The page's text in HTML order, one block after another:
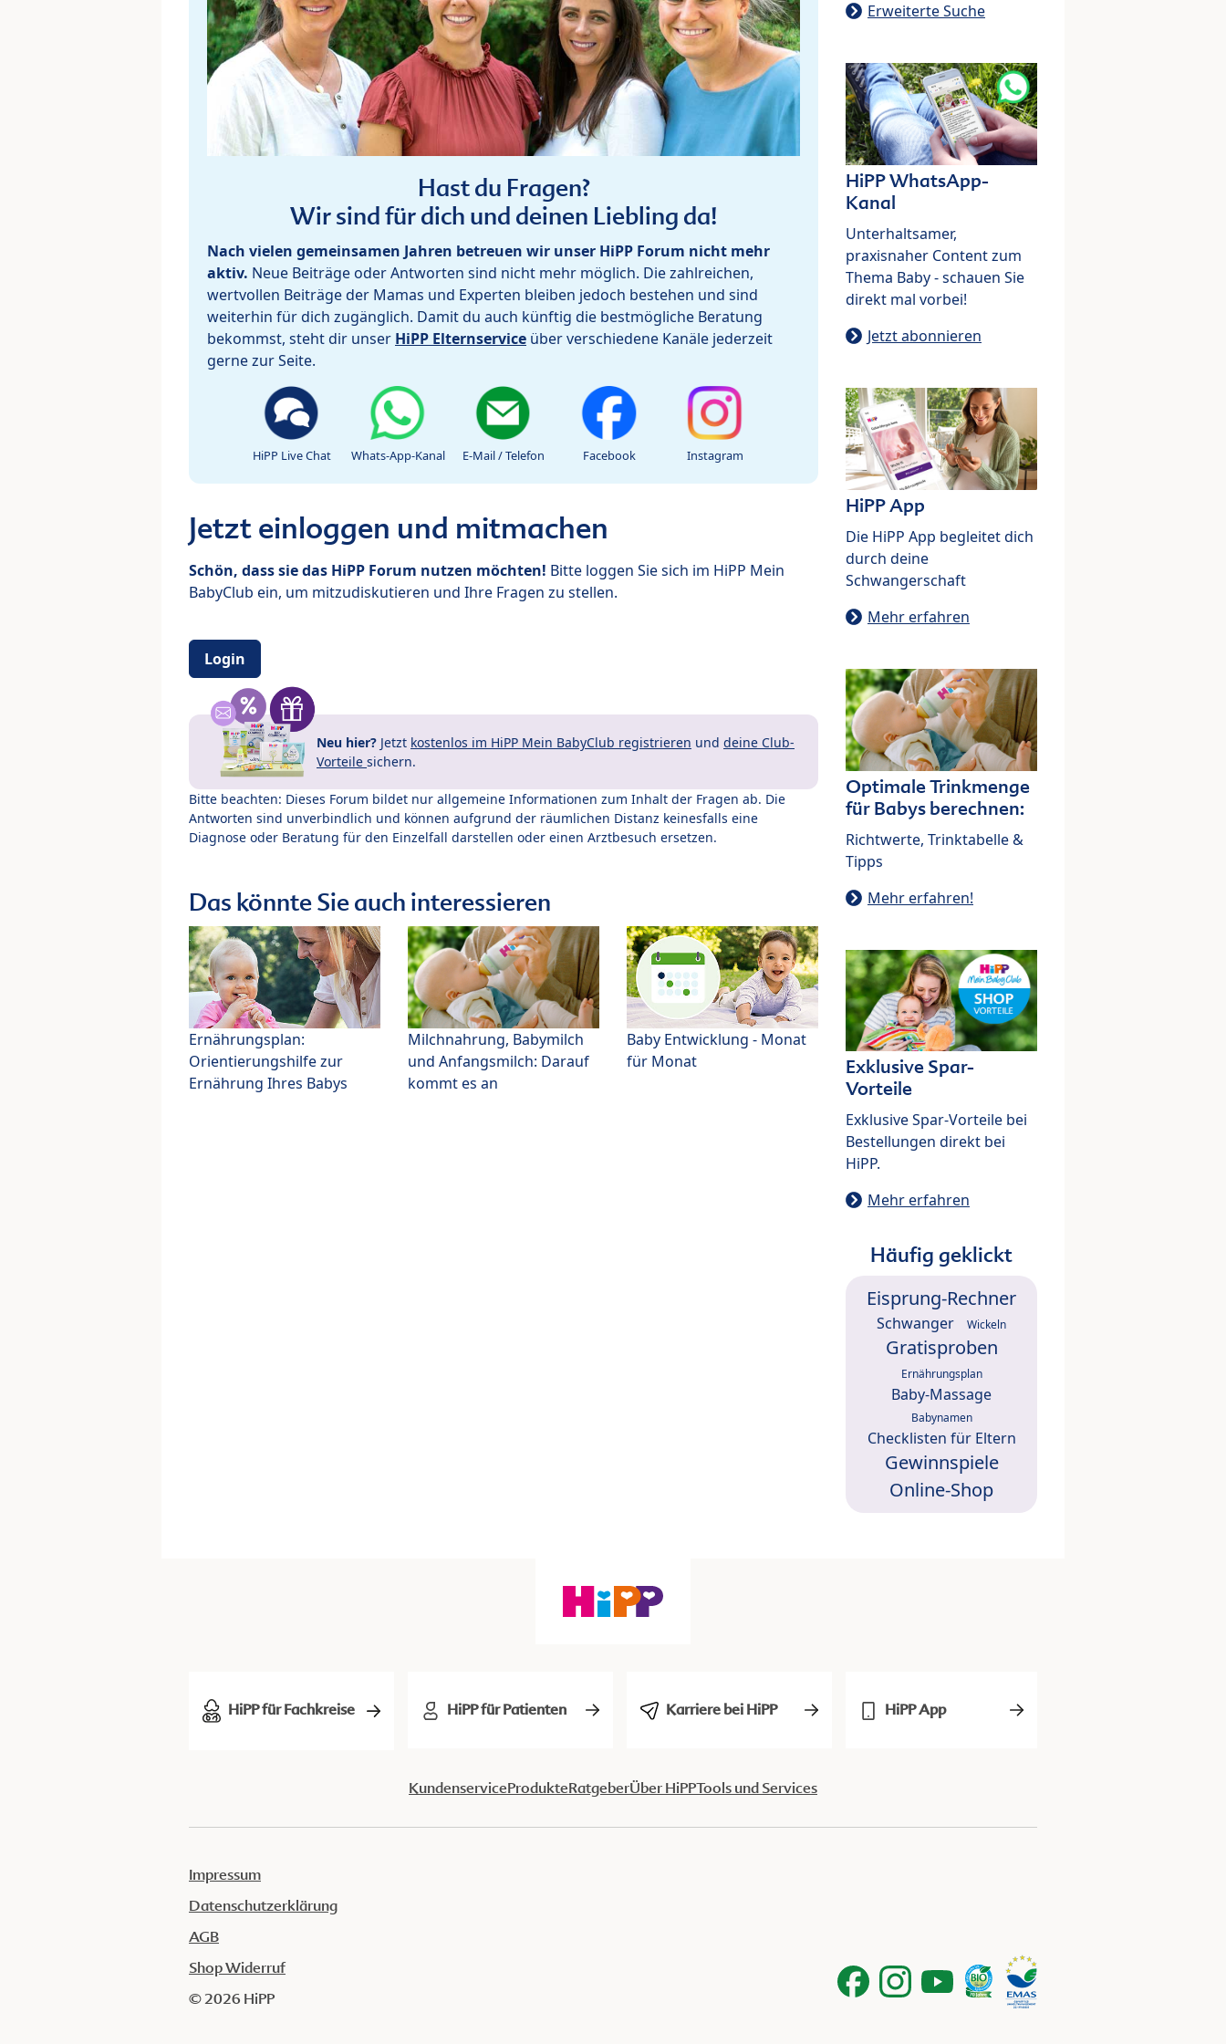
Hast du Fragen?
Wir sind für dich und deinen Liebling da!
Nach vielen gemeinsamen Jahren betreuen wir unser HiPP Forum nicht mehr
aktiv. Neue Beiträge oder Antworten sind nicht mehr möglich. Die zahlreichen,
wertvollen Beiträge der Mamas und Experten bleiben jedoch bestehen und sind
weiterhin für dich zugänglich. Damit du auch künftig die bestmögliche Beratung
bekommst, steht dir unser HiPP Elternservice über verschiedene Kanäle jederzeit
gerne zur Seite.
HiPP Live Chat Whats-App-Kanal E-Mail / Telefon Facebook Instagram
Jetzt einloggen und mitmachen
Schön, dass sie das HiPP Forum nutzen möchten! Bitte loggen Sie sich im HiPP Mein
BabyClub ein, um mitzudiskutieren und Ihre Fragen zu stellen.
Login
Neu hier? Jetzt kostenlos im HiPP Mein BabyClub registrieren und deine Club-
Vorteile sichern.
Bitte beachten: Dieses Forum bildet nur allgemeine Informationen zum Inhalt der Fragen ab. Die
Antworten sind unverbindlich und können aufgrund der räumlichen Distanz keinesfalls eine
Diagnose oder Beratung für den Einzelfall darstellen oder einen Arztbesuch ersetzen.
Das könnte Sie auch interessieren
Ernährungsplan:
Orientierungshilfe zur
Ernährung Ihres Babys
Milchnahrung, Babymilch
und Anfangsmilch: Darauf
kommt es an
Baby Entwicklung - Monat
für Monat
Erweiterte Suche
HiPP WhatsApp-
Kanal
Unterhaltsamer,
praxisnaher Content zum
Thema Baby - schauen Sie
direkt mal vorbei!
Jetzt abonnieren
HiPP App
Die HiPP App begleitet dich
durch deine
Schwangerschaft
Mehr erfahren
Optimale Trinkmenge
für Babys berechnen:
Richtwerte, Trinktabelle &
Tipps
Mehr erfahren!
Exklusive Spar-
Vorteile
Exklusive Spar-Vorteile bei
Bestellungen direkt bei
HiPP.
Mehr erfahren
Häufig geklickt
Eisprung-Rechner
Schwanger Wickeln
Gratisproben
Ernährungsplan
Baby-Massage
Babynamen
Checklisten für Eltern
Gewinnspiele
Online-Shop
HiPP für Fachkreise HiPP für Patienten Karriere bei HiPP HiPP App
KundenserviceProdukteRatgeberÜber HiPPTools und Services
Impressum
Datenschutzerklärung
AGB
Shop Widerruf
© 2026 HiPP